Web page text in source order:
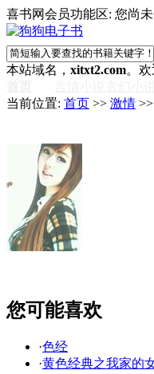
喜书网会员功能区: 您尚
本站域名， xitxt2.com。欢
当前位置: 首页 >> 激情
您可能喜欢
·色经
·黄色经典之我家的